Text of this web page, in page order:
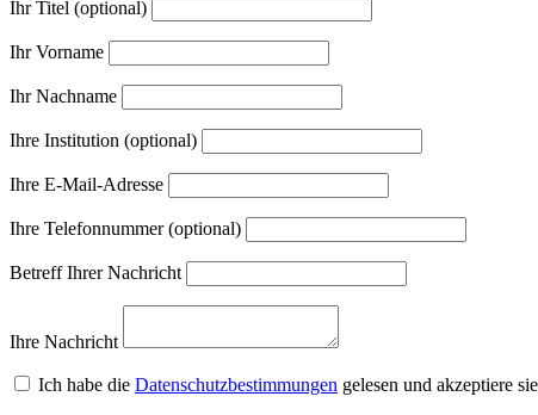
Ihr Titel (optional)
Ihr Vorname
Ihr Nachname
Ihre Institution (optional)
Ihre E-Mail-Adresse
Ihre Telefonnummer (optional)
Betreff Ihrer Nachricht
Ihre Nachricht
Ich habe die Datenschutzbestimmungen gelesen und akzeptiere